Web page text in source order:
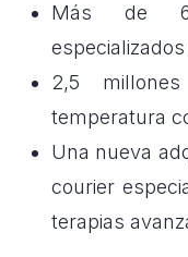
Más de
2,5
temperatura
Una nueva
courier
terapias